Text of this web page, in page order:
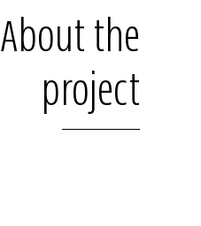
About the
project